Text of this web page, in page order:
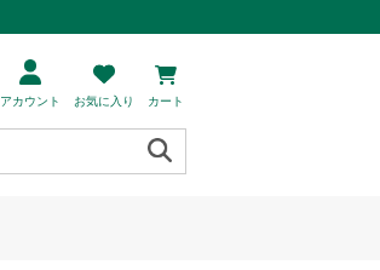
アカウント お気に入り カート